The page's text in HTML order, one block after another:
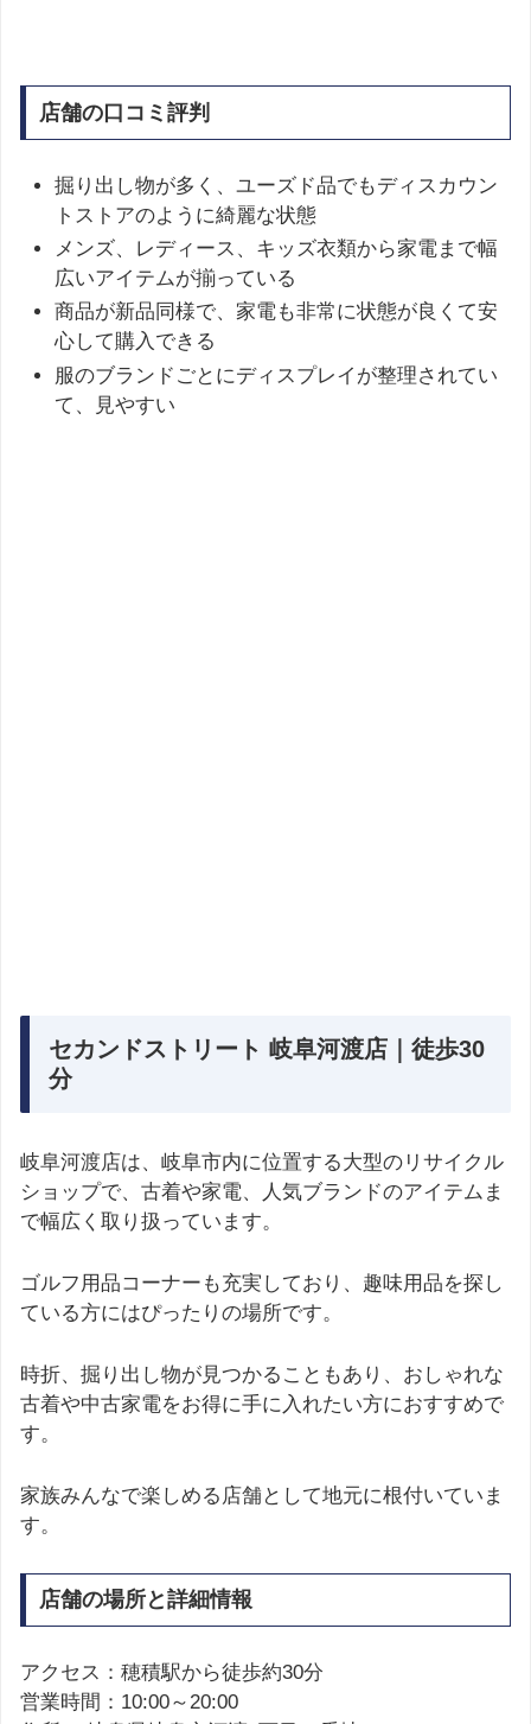
店舗の口コミ評判
掘り出し物が多く、ユーズド品でもディスカウン
トストアのように綺麗な状態
メンズ、レディース、キッズ衣類から家電まで幅
広いアイテムが揃っている
商品が新品同様で、家電も非常に状態が良くて安
心して購入できる
服のブランドごとにディスプレイが整理されてい
て、見やすい
セカンドストリート 岐阜河渡店｜徒歩30
分
岐阜河渡店は、岐阜市内に位置する大型のリサイクル
ショップで、古着や家電、人気ブランドのアイテムま
で幅広く取り扱っています。
ゴルフ用品コーナーも充実しており、趣味用品を探し
ている方にはぴったりの場所です。
時折、掘り出し物が見つかることもあり、おしゃれな
古着や中古家電をお得に手に入れたい方におすすめで
す。
家族みんなで楽しめる店舗として地元に根付いていま
す。
店舗の場所と詳細情報
アクセス：穂積駅から徒歩約30分
営業時間：10:00～20:00